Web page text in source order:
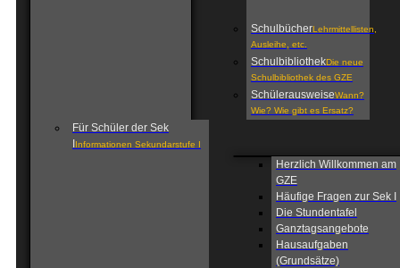
SchulbücherLehrmittellisten,
Ausleihe, etc.
SchulbibliothekDie neue
Schulbibliothek des GZE
SchülerausweiseWann?
Wie? Wie gibt es Ersatz?
Für Schüler der Sek
Informationen Sekundarstufe I
Herzlich Willkommen am
GZE
Häufige Fragen zur Sek I
Die Stundentafel
Ganztagsangebote
Hausaufgaben
(Grundsätze)